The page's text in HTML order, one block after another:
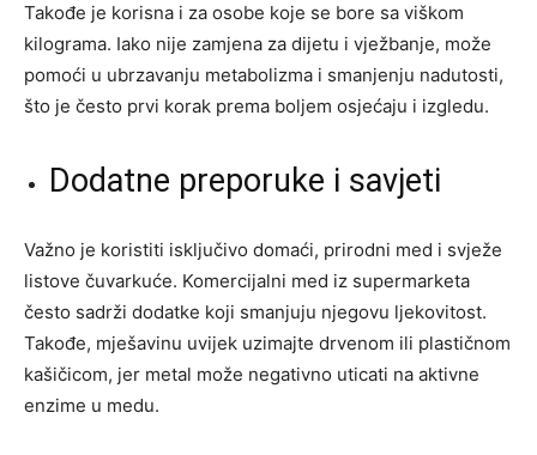
Takođe je korisna i za osobe koje se bore sa viškom
kilograma. Iako nije zamjena za dijetu i vježbanje, može
pomoći u ubrzavanju metabolizma i smanjenju nadutosti,
što je često prvi korak prema boljem osjećaju i izgledu.
Dodatne preporuke i savjeti
Važno je koristiti isključivo domaći, prirodni med i svježe
listove čuvarkuće. Komercijalni med iz supermarketa
često sadrži dodatke koji smanjuju njegovu ljekovitost.
Takođe, mješavinu uvijek uzimajte drvenom ili plastičnom
kašičicom, jer metal može negativno uticati na aktivne
enzime u medu.